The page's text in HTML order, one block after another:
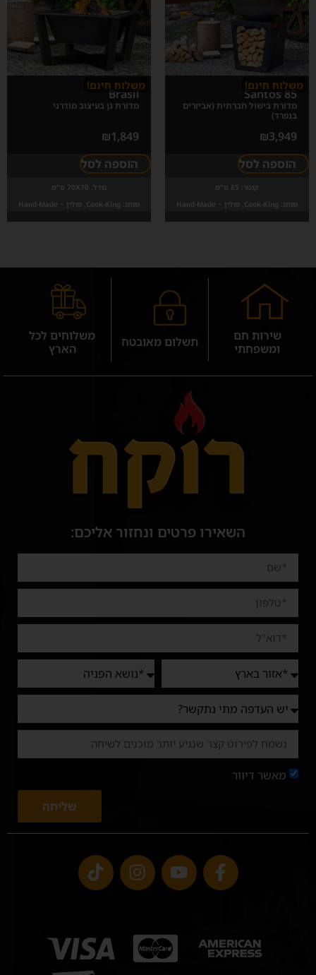
משלוח חינם!
Santos 85
מדורת בישול חברתית (אביזרים
בנפרד)
₪3,949
הוספה לסל
קוטר: 85 ס"מ
מותג: Cook-King, פולין ~ Hand-Made
משלוח חינם!
Brasil
מדורת גן בעיצוב מודרני
₪1,849
הוספה לסל
גודל: 70X70 ס"מ
מותג: Cook-King, פולין ~ Hand-Made
שירות חם
ומשפחתי
תשלום מאובטח
משלוחים לכל
הארץ
השאירו פרטים ונחזור אליכם:
מאשר דיוור
שליחה